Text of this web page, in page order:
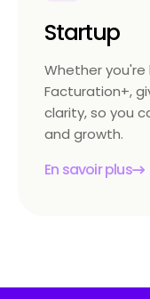
Startup
Whether
Facturation+,
clarity, so you
and growth.
En savoir plus